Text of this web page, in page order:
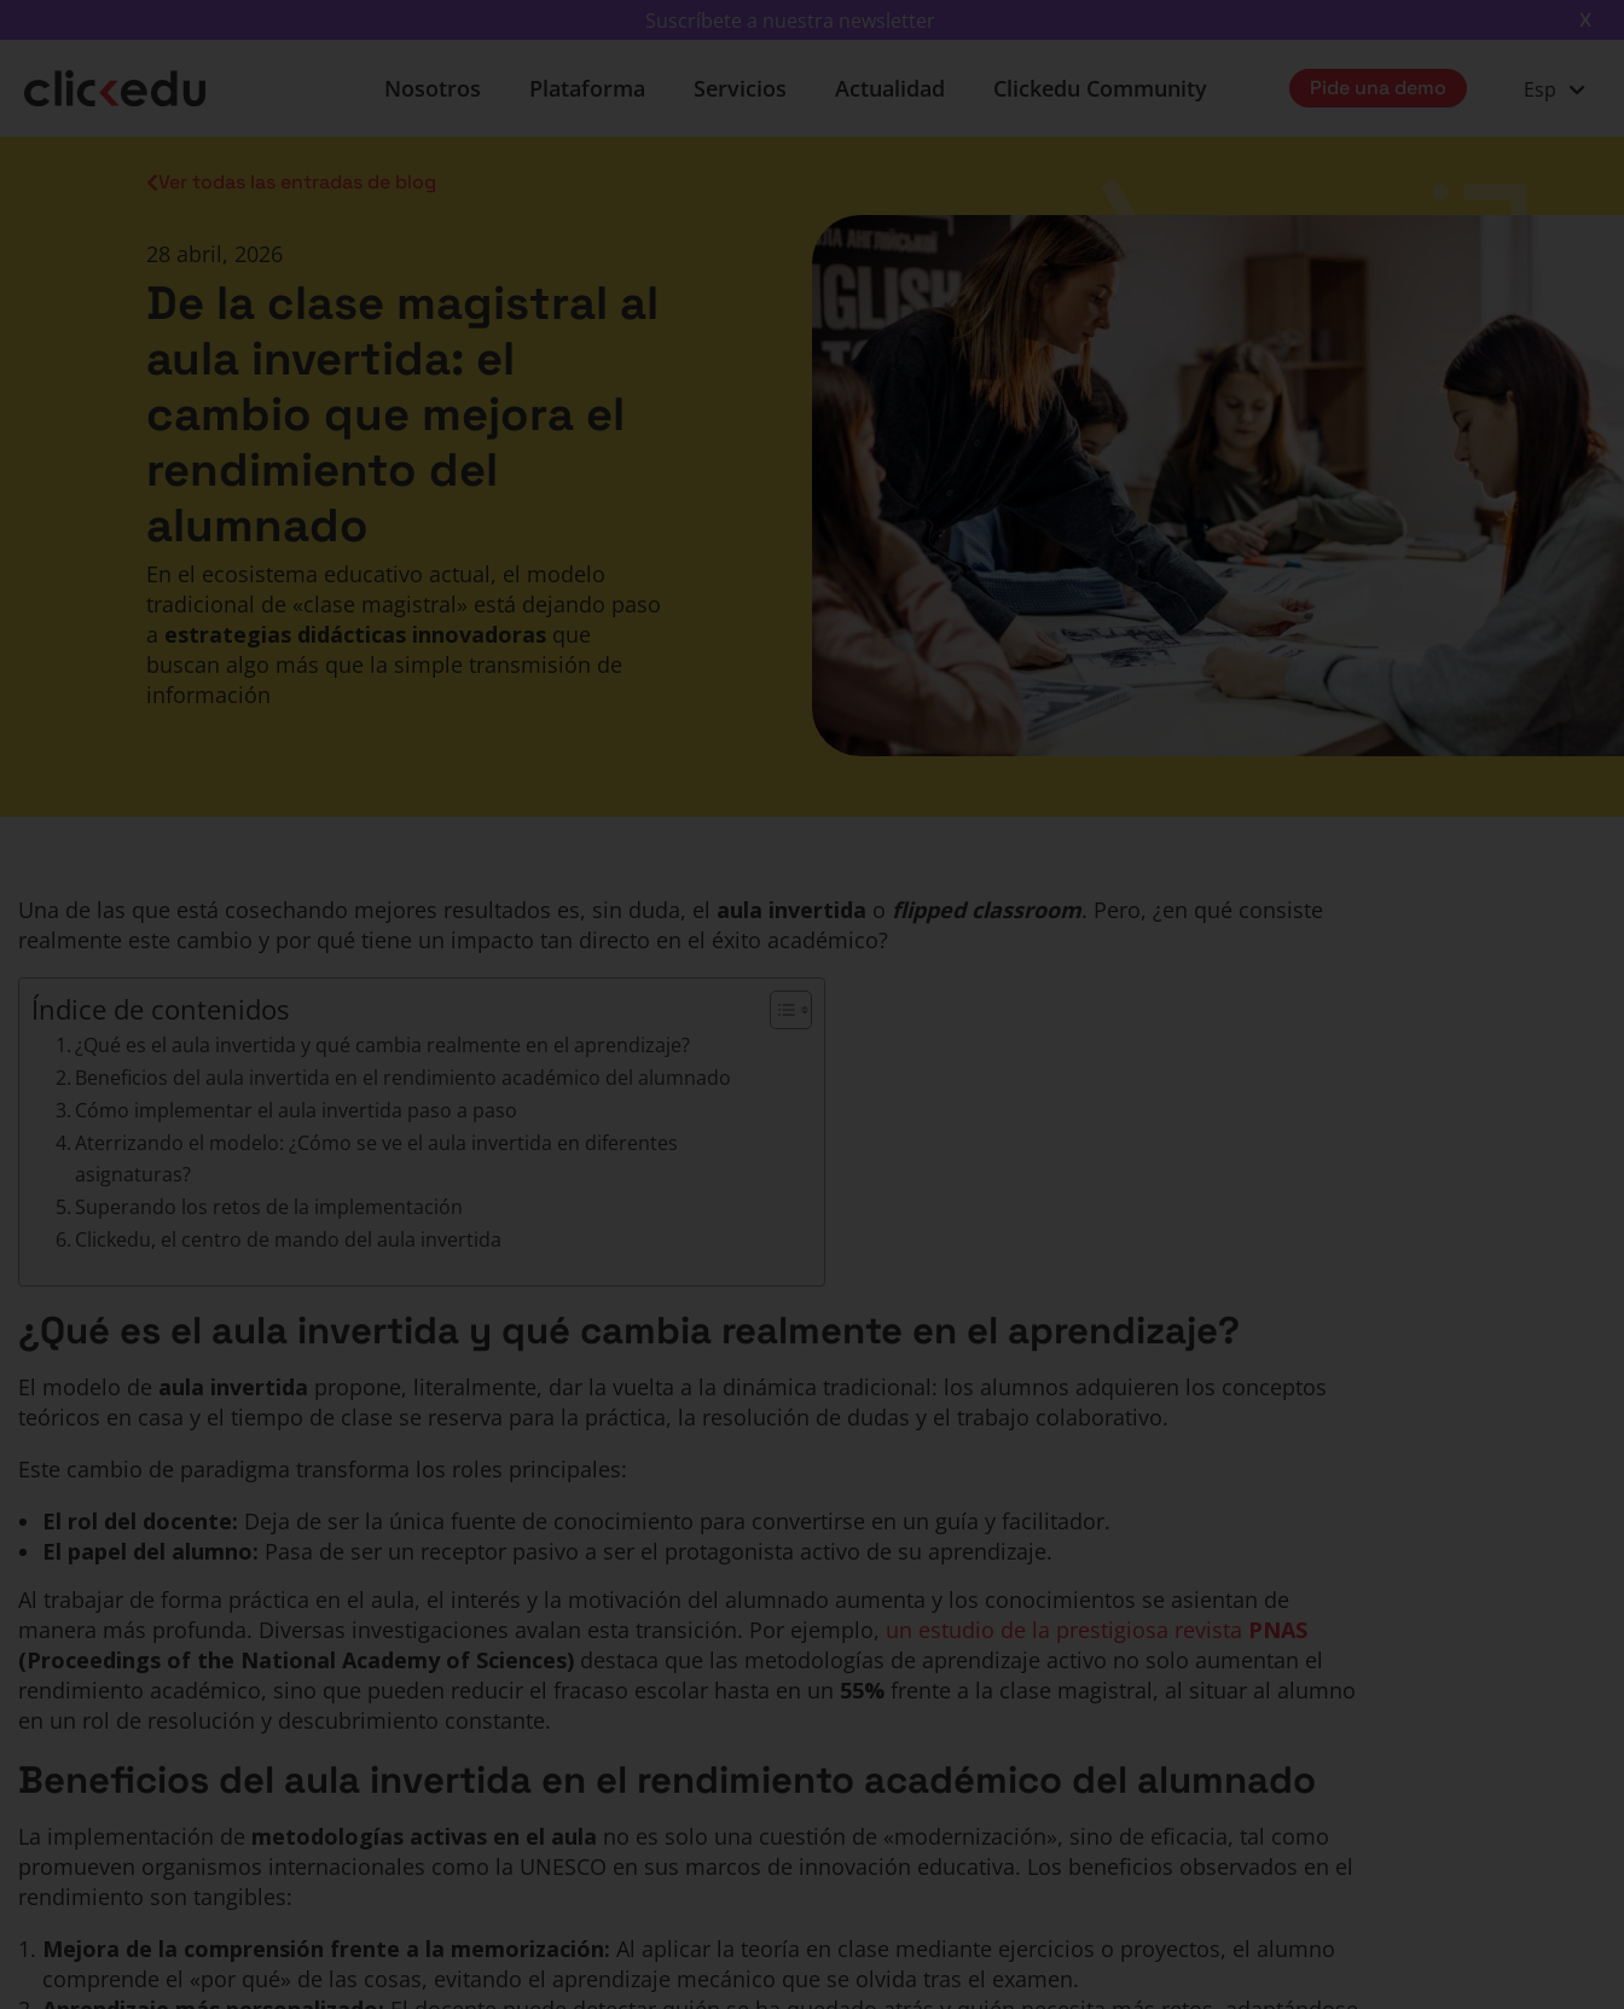
Suscríbete a nuestra newsletter X
Nosotros Plataforma Servicios Actualidad Clickedu Community Pide una demo Esp
Ver todas las entradas de blog
28 abril, 2026
De la clase magistral al
aula invertida: el
cambio que mejora el
rendimiento del
alumnado
En el ecosistema educativo actual, el modelo
tradicional de «clase magistral» está dejando paso
a estrategias didácticas innovadorasque
buscan algo más que la simple transmisión de
información
Una de las que está cosechando mejores resultados es, sin duda, el aula invertida o flipped classroom. Pero, ¿en qué consiste
realmente este cambio y por qué tiene un impacto tan directo en el éxito académico?
Índice de contenidos
¿Qué es el aula invertida y qué cambia realmente en el aprendizaje?
Beneficios del aula invertida en el rendimiento académico del alumnado
Cómo implementar el aula invertida paso a paso
Aterrizando el modelo: ¿Cómo se ve el aula invertida en diferentes
asignaturas?
Superando los retos de la implementación
Clickedu, el centro de mando del aula invertida
¿Qué es el aula invertida y qué cambia realmente en el aprendizaje?
El modelo de aula invertida propone, literalmente, dar la vuelta a la dinámica tradicional: los alumnos adquieren los conceptos
teóricos en casa y el tiempo de clase se reserva para la práctica, la resolución de dudas y el trabajo colaborativo.
Este cambio de paradigma transforma los roles principales:
El rol del docente: Deja de ser la única fuente de conocimiento para convertirse en un guía y facilitador.
El papel del alumno: Pasa de ser un receptor pasivo a ser el protagonista activo de su aprendizaje.
Al trabajar de forma práctica en el aula, el interés y la motivación del alumnado aumenta y los conocimientos se asientan de
manera más profunda. Diversas investigaciones avalan esta transición. Por ejemplo, un estudio de la prestigiosa revista PNAS
(Proceedings of the National Academy of Sciences) destaca que las metodologías de aprendizaje activo no solo aumentan el
rendimiento académico, sino que pueden reducir el fracaso escolar hasta en un 55% frente a la clase magistral, al situar al alumno
en un rol de resolución y descubrimiento constante.
Beneficios del aula invertida en el rendimiento académico del alumnado
La implementación de metodologías activas en el aula no es solo una cuestión de «modernización», sino de eficacia, tal como
promueven organismos internacionales como la UNESCO en sus marcos de innovación educativa. Los beneficios observados en el
rendimiento son tangibles:
Mejora de la comprensión frente a la memorización: Al aplicar la teoría en clase mediante ejercicios o proyectos, el alumno
comprende el «por qué» de las cosas, evitando el aprendizaje mecánico que se olvida tras el examen.